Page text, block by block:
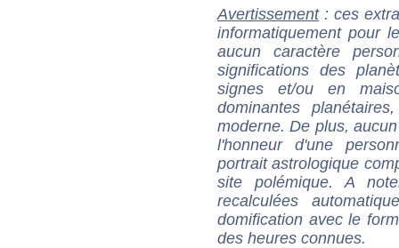
Avertissement: ces
informatiquement pour
aucun caractère
significations des
signes et/ou en
dominantes
moderne. De plus,
l'honneur d'une
portrait astrologique
site polémique. A
recalculées
domification avec le
des heures connues.